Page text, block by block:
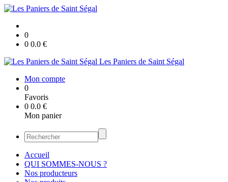
0
0 0.0 €
Les Paniers de Saint Ségal
Mon compte
0
Favoris
0 0.0 €
Mon panier
Accueil
QUI SOMMES-NOUS ?
Nos producteurs